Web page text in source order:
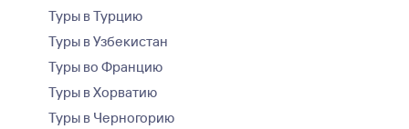
Туры в Турцию
Туры в Узбекистан
Туры во Францию
Туры в Хорватию
Туры в Черногорию